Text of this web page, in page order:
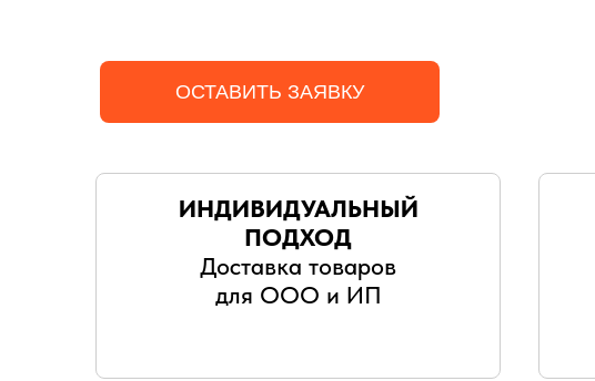
ОСТАВИТЬ ЗАЯВКУ
ИНДИВИДУАЛЬНЫЙ
ПОДХОД
Доставка товаров
для ООО и ИП